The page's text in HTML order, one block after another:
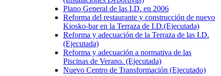
Plano General de las I.D. en 2006
Reforma del restaurante y construcción de nuevo
Kiosko-bar en la Terraza de I.D.(Ejecutada)
Reforma y adecuación de la Terraza de las I.D.
(Ejecutada)
Reforma y adecuación a normativa de las
Piscinas de Verano. (Ejecutada)
Nuevo Centro de Transformación (Ejecutado)